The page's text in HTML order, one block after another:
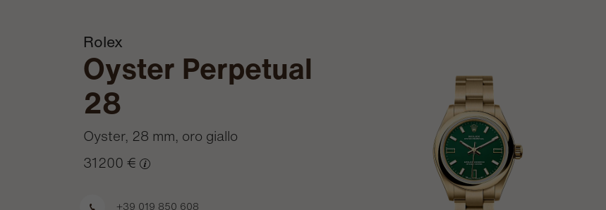
Rolex
Oyster Perpetual
28
Oyster, 28 mm, oro giallo
31200 €
+39 019 850 608